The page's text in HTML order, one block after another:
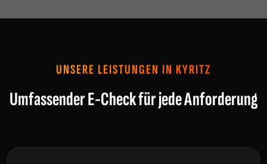
UNSERE LEISTUNGEN IN KYRITZ
Umfassender E-Check für jede Anforderung